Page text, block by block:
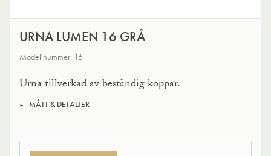
URNA LUMEN 16 GRÅ
Modellnummer: 16
Urna tillverkad av beständig koppar.
MÅTT & DETALJER